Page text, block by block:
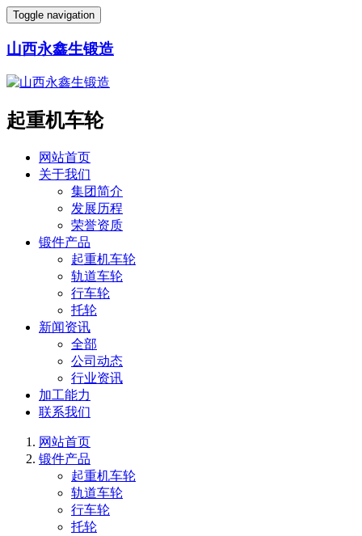
Toggle navigation
山西永鑫生锻造
起重机车轮
网站首页
关于我们
集团简介
发展历程
荣誉资质
锻件产品
起重机车轮
轨道车轮
行车轮
托轮
新闻资讯
全部
公司动态
行业资讯
加工能力
联系我们
网站首页
锻件产品
起重机车轮
轨道车轮
行车轮
托轮